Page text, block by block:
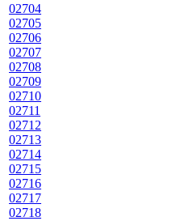
02704
02705
02706
02707
02708
02709
02710
02711
02712
02713
02714
02715
02716
02717
02718